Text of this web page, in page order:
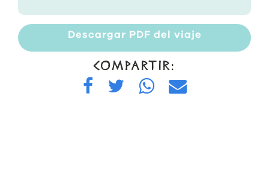
Descargar PDF del viaje
COMPARTIR: